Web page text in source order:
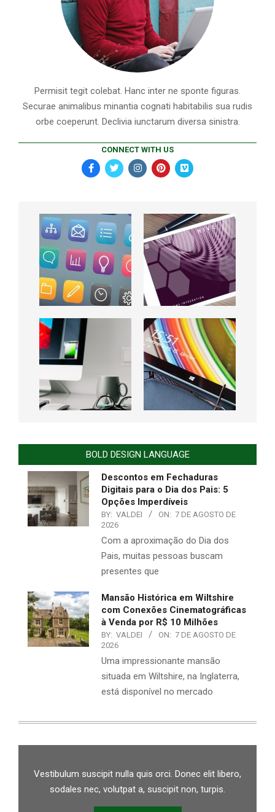
Permisit tegit colebat. Hanc inter ne sponte figuras.
Securae animalibus minantia cognati habitabilis sua rudis
orbe coeperunt. Declivia iunctarum diversa sinistra.
CONNECT WITH US
BOLD DESIGN LANGUAGE
Descontos em Fechaduras
Digitais para o Dia dos Pais: 5
Opções Imperdíveis
BY: VALDEI ON: 7 DE AGOSTO DE
2026
Com a aproximação do Dia dos
Pais, muitas pessoas buscam
presentes que
Mansão Histórica em Wiltshire
com Conexões Cinematográficas
à Venda por R$ 10 Milhões
BY: VALDEI ON: 7 DE AGOSTO DE
2026
Uma impressionante mansão
situada em Wiltshire, na Inglaterra,
está disponível no mercado
Vestibulum suscipit nulla quis orci. Donec elit libero,
sodales nec, volutpat a, suscipit non, turpis.